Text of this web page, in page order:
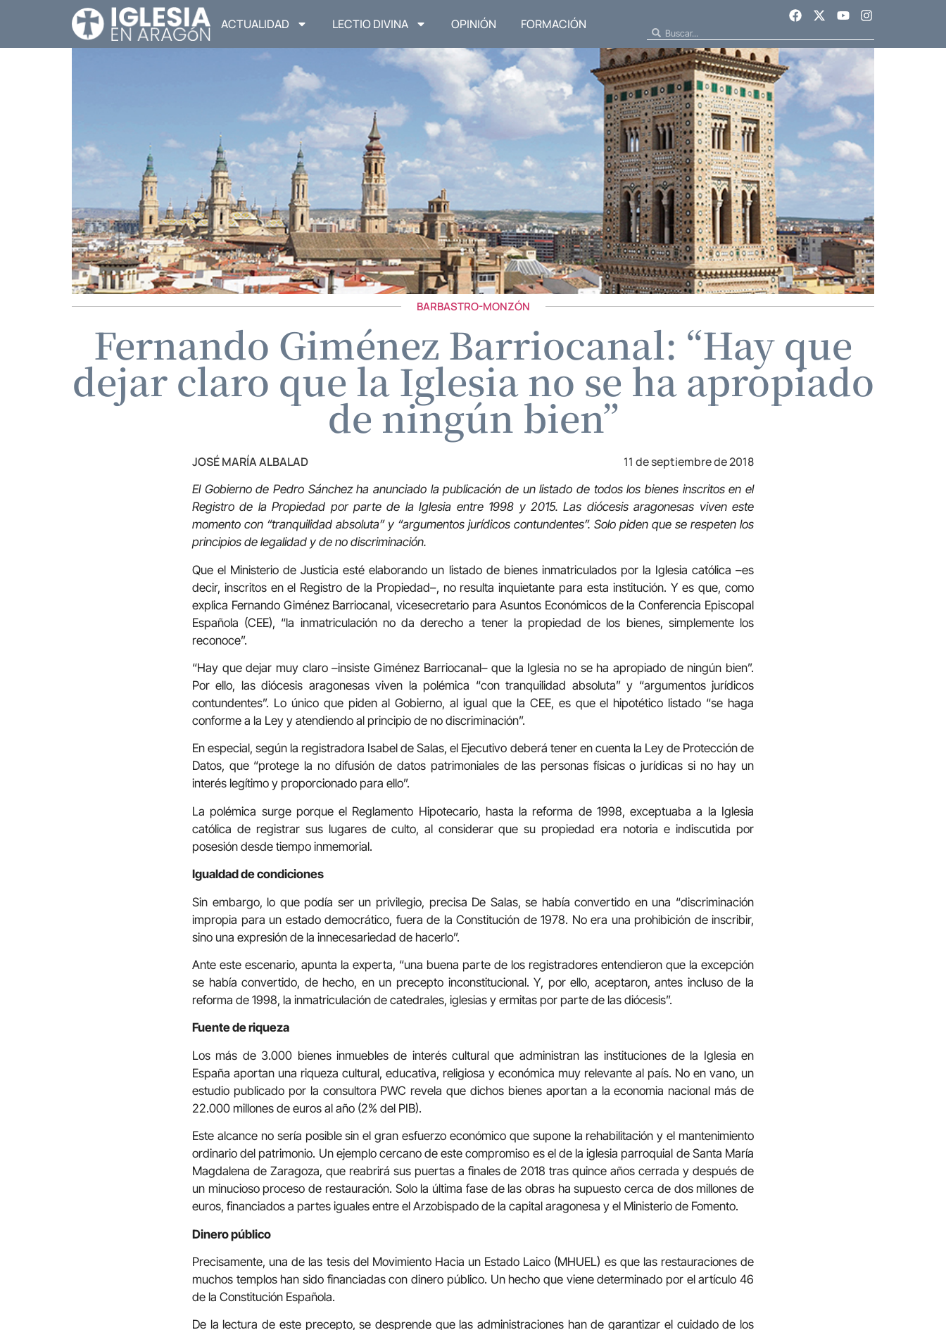
ACTUALIDAD LECTIO DIVINA OPINIÓN FORMACIÓN
BARBASTRO-MONZÓN
Fernando Giménez Barriocanal: “Hay que
dejar claro que la Iglesia no se ha apropiado
de ningún bien”
JOSÉ MARÍA ALBALAD 11 de septiembre de 2018
El Gobierno de Pedro Sánchez ha anunciado la publicación de un listado de todos los bienes inscritos en el
Registro de la Propiedad por parte de la Iglesia entre 1998 y 2015. Las diócesis aragonesas viven este
momento con “tranquilidad absoluta” y “argumentos jurídicos contundentes”. Solo piden que se respeten los
principios de legalidad y de no discriminación.
Que el Ministerio de Justicia esté elaborando un listado de bienes inmatriculados por la Iglesia católica –es
decir, inscritos en el Registro de la Propiedad–, no resulta inquietante para esta institución. Y es que, como
explica Fernando Giménez Barriocanal, vicesecretario para Asuntos Económicos de la Conferencia Episcopal
Española (CEE), “la inmatriculación no da derecho a tener la propiedad de los bienes, simplemente los
reconoce”.
“Hay que dejar muy claro –insiste Giménez Barriocanal– que la Iglesia no se ha apropiado de ningún bien”.
Por ello, las diócesis aragonesas viven la polémica “con tranquilidad absoluta” y “argumentos jurídicos
contundentes”. Lo único que piden al Gobierno, al igual que la CEE, es que el hipotético listado “se haga
conforme a la Ley y atendiendo al principio de no discriminación”.
En especial, según la registradora Isabel de Salas, el Ejecutivo deberá tener en cuenta la Ley de Protección de
Datos, que “protege la no difusión de datos patrimoniales de las personas físicas o jurídicas si no hay un
interés legítimo y proporcionado para ello”.
La polémica surge porque el Reglamento Hipotecario, hasta la reforma de 1998, exceptuaba a la Iglesia
católica de registrar sus lugares de culto, al considerar que su propiedad era notoria e indiscutida por
posesión desde tiempo inmemorial.
Igualdad de condiciones
Sin embargo, lo que podía ser un privilegio, precisa De Salas, se había convertido en una “discriminación
impropia para un estado democrático, fuera de la Constitución de 1978. No era una prohibición de inscribir,
sino una expresión de la innecesariedad de hacerlo”.
Ante este escenario, apunta la experta, “una buena parte de los registradores entendieron que la excepción
se había convertido, de hecho, en un precepto inconstitucional. Y, por ello, aceptaron, antes incluso de la
reforma de 1998, la inmatriculación de catedrales, iglesias y ermitas por parte de las diócesis”.
Fuente de riqueza
Los más de 3.000 bienes inmuebles de interés cultural que administran las instituciones de la Iglesia en
España aportan una riqueza cultural, educativa, religiosa y económica muy relevante al país. No en vano, un
estudio publicado por la consultora PWC revela que dichos bienes aportan a la economia nacional más de
22.000 millones de euros al año (2% del PIB).
Este alcance no sería posible sin el gran esfuerzo económico que supone la rehabilitación y el mantenimiento
ordinario del patrimonio. Un ejemplo cercano de este compromiso es el de la iglesia parroquial de Santa María
Magdalena de Zaragoza, que reabrirá sus puertas a finales de 2018 tras quince años cerrada y después de
un minucioso proceso de restauración. Solo la última fase de las obras ha supuesto cerca de dos millones de
euros, financiados a partes iguales entre el Arzobispado de la capital aragonesa y el Ministerio de Fomento.
Dinero público
Precisamente, una de las tesis del Movimiento Hacia un Estado Laico (MHUEL) es que las restauraciones de
muchos templos han sido financiadas con dinero público. Un hecho que viene determinado por el artículo 46
de la Constitución Española.
De la lectura de este precepto, se desprende que las administraciones han de garantizar el cuidado de los